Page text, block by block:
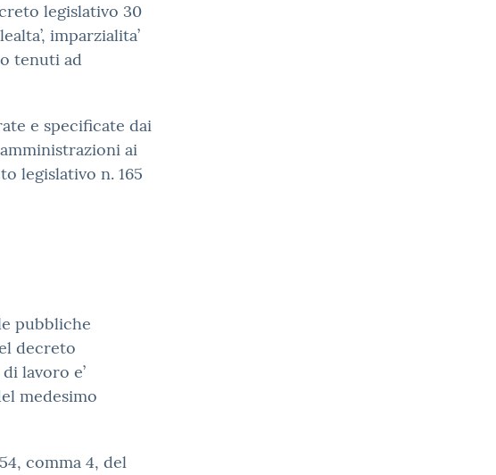
legislativo 30
imparzialita’
tenuti ad
e specificate dai
ai
legislativo n. 165
pubbliche
decreto
lavoro e’
medesimo
comma 4, del